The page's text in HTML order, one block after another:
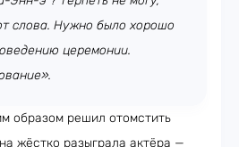
слова. Нужно было хорошо
церемонии.
образом решил отомстить
жёстко разыграла актёра —